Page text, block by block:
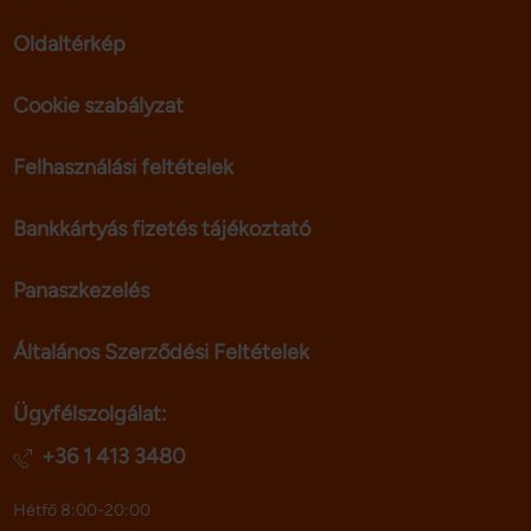
Oldaltérkép
Cookie szabályzat
Felhasználási feltételek
Bankkártyás fizetés tájékoztató
Panaszkezelés
Általános Szerződési Feltételek
Ügyfélszolgálat:
+36 1 413 3480
Hétfő 8:00-20:00